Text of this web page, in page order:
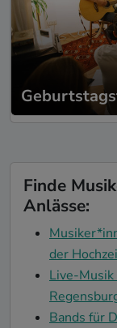
Finde
Anlässe:
der
Live-Musik
Bands für